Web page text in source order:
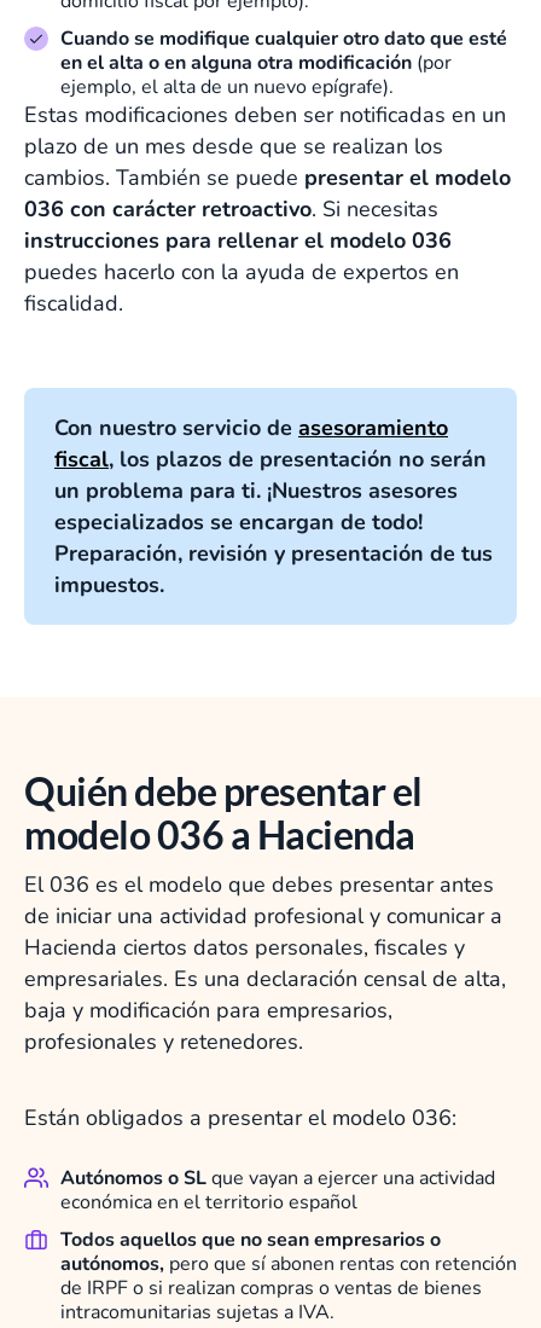
Cuando se modifique cualquier otro dato que esté
en el alta o en alguna otra modificación (por
ejemplo, el alta de un nuevo epígrafe).
Estas modificaciones deben ser notificadas en un
plazo de un mes desde que se realizan los
cambios. También se puede presentar el modelo
036 con carácter retroactivo. Si necesitas
instrucciones para rellenar el modelo 036
puedes hacerlo con la ayuda de expertos en
fiscalidad.
Con nuestro servicio de asesoramiento
fiscal, los plazos de presentación no serán
un problema para ti. ¡Nuestros asesores
especializados se encargan de todo!
Preparación, revisión y presentación de tus
impuestos.
Quién debe presentar el
modelo 036 a Hacienda
El 036 es el modelo que debes presentar antes
de iniciar una actividad profesional y comunicar a
Hacienda ciertos datos personales, fiscales y
empresariales. Es una declaración censal de alta,
baja y modificación para empresarios,
profesionales y retenedores.
Están obligados a presentar el modelo 036:
Autónomos o SLque vayan a ejercer una actividad
económica en el territorio español
Todos aquellos que no sean empresarios o
autónomos, pero que sí abonen rentas con retención
de IRPF o si realizan compras o ventas de bienes
intracomunitarias sujetas a IVA.